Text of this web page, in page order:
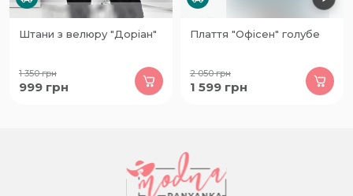
Штани з велюру "Доріан"
1 350грн
999 грн
Плаття "Офісен" голубе
2 050грн
1 599 грн